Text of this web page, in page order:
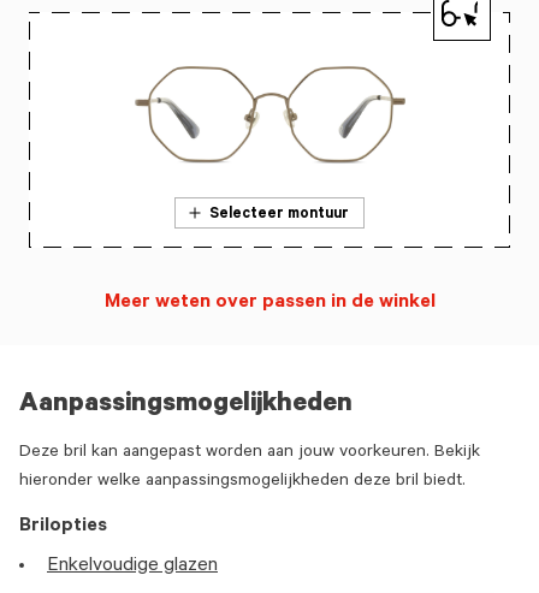
Aanpassingsmogelijkheden
Deze bril kan aangepast worden aan jouw voorkeuren. Bekijk
hieronder welke aanpassingsmogelijkheden deze bril biedt.
Brilopties
Enkelvoudige glazen
Selecteer montuur
Meer weten over passen in de winkel